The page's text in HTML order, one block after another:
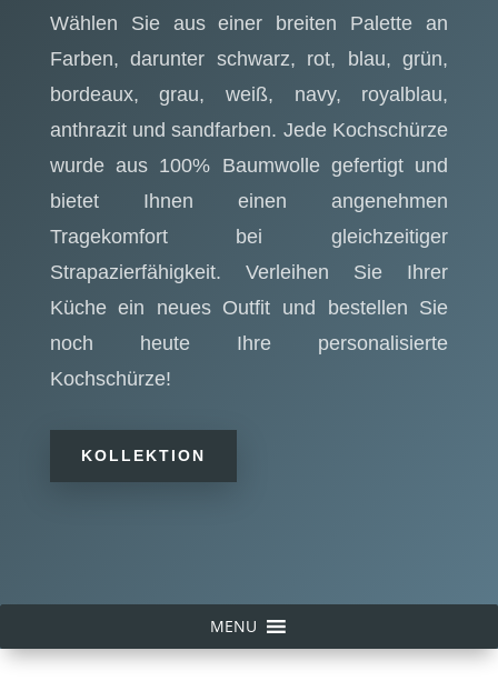
Wählen Sie aus einer breiten Palette an
Farben, darunter schwarz, rot, blau, grün,
bordeaux, grau, weiß, navy, royalblau,
anthrazit und sandfarben. Jede Kochschürze
wurde aus 100% Baumwolle gefertigt und
bietet Ihnen einen angenehmen
Tragekomfort bei gleichzeitiger
Strapazierfähigkeit. Verleihen Sie Ihrer
Küche ein neues Outfit und bestellen Sie
noch heute Ihre personalisierte
Kochschürze!
KOLLEKTION
MENU